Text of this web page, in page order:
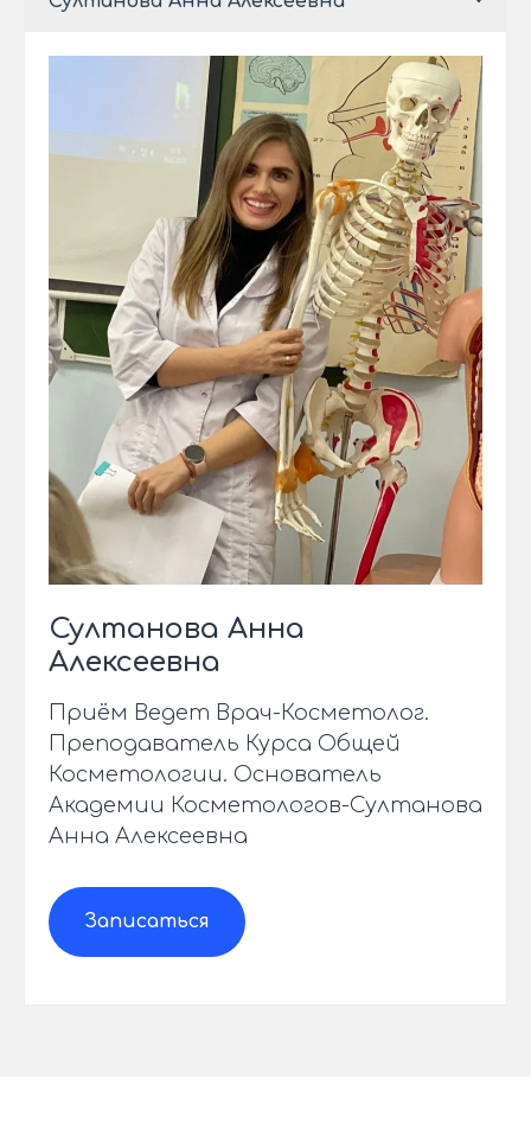
Султанова Анна
Алексеевна
Приём Ведет Врач-Косметолог.
Преподаватель Курса Общей
Косметологии. Основатель
Академии Косметологов-Султанова
Анна Алексеевна
Записаться